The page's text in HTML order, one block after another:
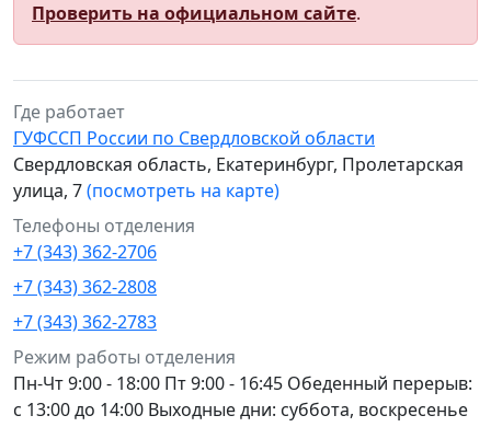
Проверить на официальном сайте.
Где работает
ГУФССП России по Свердловской области
Свердловская область, Екатеринбург, Пролетарская
улица, 7(посмотреть на карте)
Телефоны отделения
+7 (343) 362-2706
+7 (343) 362-2808
+7 (343) 362-2783
Режим работы отделения
Пн-Чт 9:00 - 18:00 Пт 9:00 - 16:45 Обеденный перерыв:
с 13:00 до 14:00 Выходные дни: суббота, воскресенье